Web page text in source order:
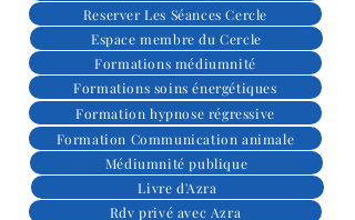
Reserver Les Séances Cercle
Espace membre du Cercle
Formations médiumnité
Formations soins énergétiques
Formation hypnose régressive
Médiumnité publique
Livre d'Azra
Rdv privé avec Azra
Formation Communication animale